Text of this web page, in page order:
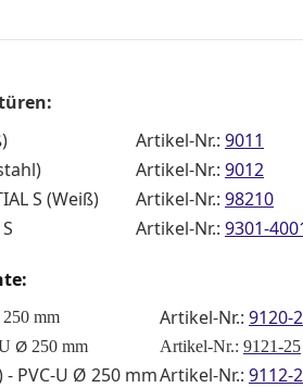
Artikel-Nr.: 9011
Artikel-Nr.: 9012
S (Weiß) Artikel-Nr.: 98210
Artikel-Nr.: 9301-
mm Artikel-Nr.: 9120-
Ø 250 mm Artikel-Nr.: 9121-25
PVC-U Ø 250 mmArtikel-Nr.: 9112-